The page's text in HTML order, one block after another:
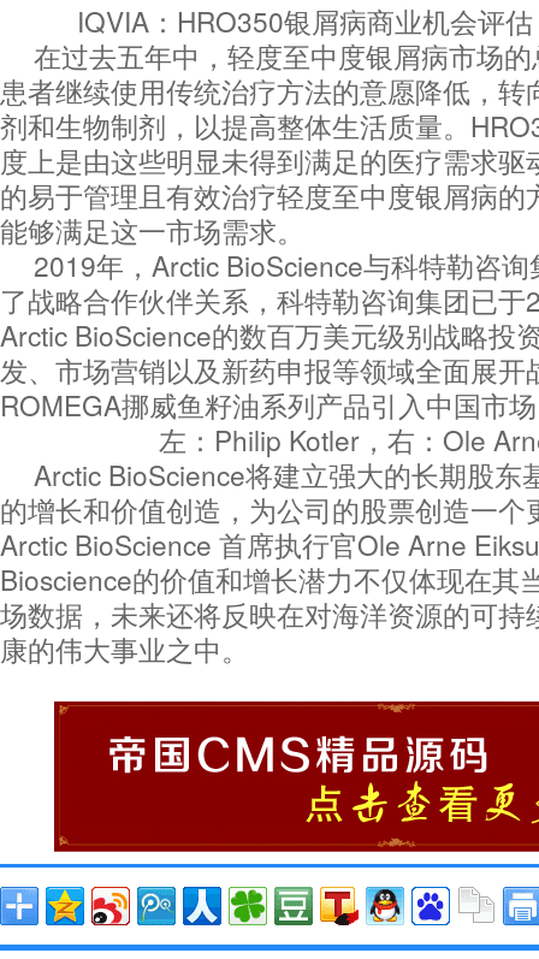
IQVIA：HRO350银屑病商业机会评
在过去五年中，轻度至中度银屑病市场
患者继续使用传统治疗方法的意愿降低，
剂和生物制剂，以提高整体生活质量。
度上是由这些明显未得到满足的医疗需求
的易于管理且有效治疗轻度至中度银屑病的
能够满足这一市场需求。
2019年，Arctic BioScience与科特勒咨
了战略合作伙伴关系，科特勒咨询集团已
Arctic BioScience的数百万美元级别战略投
发、市场营销以及新药申报等领域全面展开
ROMEGA挪威鱼籽油系列产品引入中国市
左：Philip Kotler，右：Ole
Arctic BioScience将建立强大的长期股东
的增长和价值创造，为公司的股票创造一个
Arctic BioScience 首席执行官Ole Arne
Bioscience的价值和增长潜力不仅体现在其
场数据，未来还将反映在对海洋资源的可持
康的伟大事业之中。